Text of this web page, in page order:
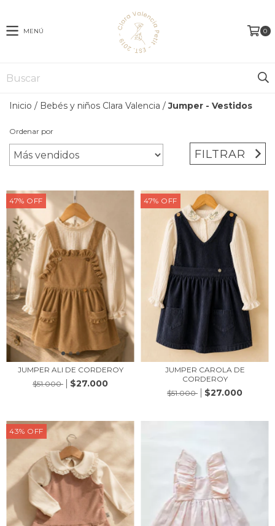
MENÚ 0
Inicio / Bebés y niños Clara Valencia / Jumper - Vestidos
Ordenar por
FILTRAR
47% OFF
JUMPER ALI DE CORDEROY
$51.000
$27.000
47% OFF
JUMPER CAROLA DE
CORDEROY
$51.000
$27.000
43% OFF